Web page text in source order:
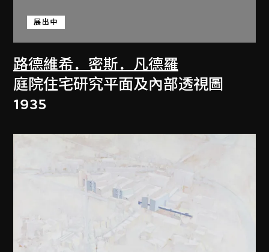
路德維希．密斯．凡德羅
展出中
庭院住宅研究平面及內部透視圖
1935